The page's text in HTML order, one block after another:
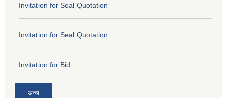
Invitation for Seal Quotation
Invitation for Seal Quotation
Invitation for Bid
अन्य